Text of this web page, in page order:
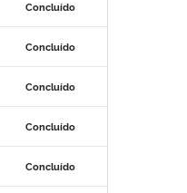
Concluído
Concluído
Concluído
Concluído
Concluído